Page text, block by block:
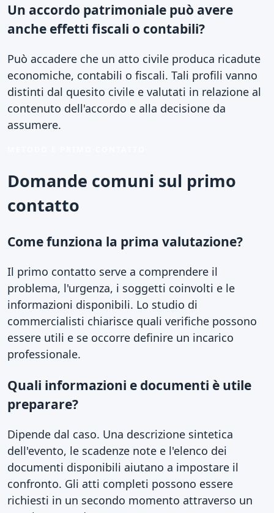
Un accordo patrimoniale può avere
anche effetti fiscali o contabili?
Può accadere che un atto civile produca ricadute
economiche, contabili o fiscali. Tali profili vanno
distinti dal quesito civile e valutati in relazione al
contenuto dell'accordo e alla decisione da
assumere.
Domande comuni sul primo
contatto
Come funziona la prima valutazione?
Il primo contatto serve a comprendere il
problema, l'urgenza, i soggetti coinvolti e le
informazioni disponibili. Lo studio di
commercialisti chiarisce quali verifiche possono
essere utili e se occorre definire un incarico
professionale.
Quali informazioni e documenti è utile
preparare?
Dipende dal caso. Una descrizione sintetica
dell'evento, le scadenze note e l'elenco dei
documenti disponibili aiutano a impostare il
confronto. Gli atti completi possono essere
richiesti in un secondo momento attraverso un